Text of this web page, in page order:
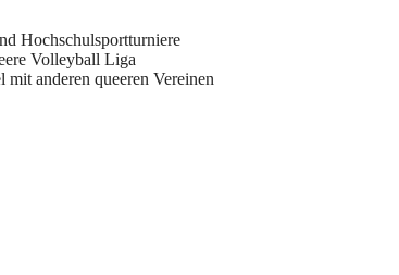
Hochschulsportturniere
Volleyball Liga
mit anderen queeren Vereinen